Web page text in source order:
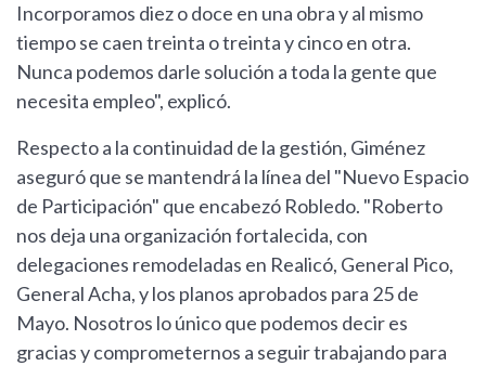
Incorporamos diez o doce en una obra y al mismo
tiempo se caen treinta o treinta y cinco en otra.
Nunca podemos darle solución a toda la gente que
necesita empleo", explicó.
Respecto a la continuidad de la gestión, Giménez
aseguró que se mantendrá la línea del "Nuevo Espacio
de Participación" que encabezó Robledo. "Roberto
nos deja una organización fortalecida, con
delegaciones remodeladas en Realicó, General Pico,
General Acha, y los planos aprobados para 25 de
Mayo. Nosotros lo único que podemos decir es
gracias y comprometernos a seguir trabajando para